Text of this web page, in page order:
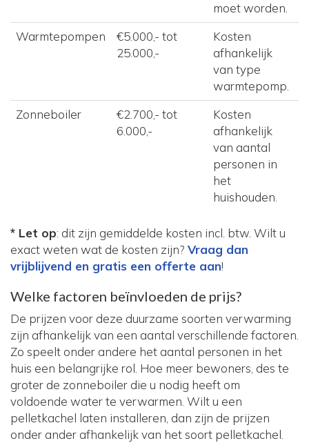
moet worden.
Warmtepompen
€5.000,- tot
25.000,-
Kosten
afhankelijk
van type
warmtepomp.
Zonneboiler
€2.700,- tot
6.000,-
Kosten
afhankelijk
van aantal
personen in
het
huishouden.
* Let op: dit zijn gemiddelde kosten incl. btw. Wilt u
exact weten wat de kosten zijn? Vraag dan
vrijblijvend en gratis een offerte aan!
Welke factoren beïnvloeden de prijs?
De prijzen voor deze duurzame soorten verwarming
zijn afhankelijk van een aantal verschillende factoren.
Zo speelt onder andere het aantal personen in het
huis een belangrijke rol. Hoe meer bewoners, des te
groter de zonneboiler die u nodig heeft om
voldoende water te verwarmen. Wilt u een
pelletkachel laten installeren, dan zijn de prijzen
onder ander afhankelijk van het soort pelletkachel.